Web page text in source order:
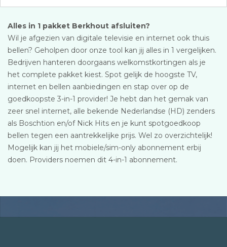
Alles in 1 pakket Berkhout afsluiten?
Wil je afgezien van digitale televisie en internet ook thuis
bellen? Geholpen door onze tool kan jij alles in 1 vergelijken.
Bedrijven hanteren doorgaans welkomstkortingen als je
het complete pakket kiest. Spot gelijk de hoogste TV,
internet en bellen aanbiedingen en stap over op de
goedkoopste 3-in-1 provider! Je hebt dan het gemak van
zeer snel internet, alle bekende Nederlandse (HD) zenders
als Boschtion en/of Nick Hits en je kunt spotgoedkoop
bellen tegen een aantrekkelijke prijs. Wel zo overzichtelijk!
Mogelijk kan jij het mobiele/sim-only abonnement erbij
doen. Providers noemen dit 4-in-1 abonnement.